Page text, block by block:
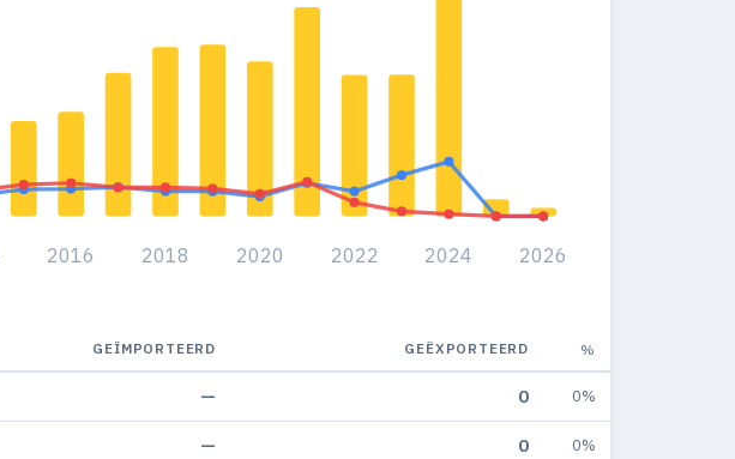
2016 2018 2020 2022 2024 2026
GEÏMPORTEERD GEËXPORTEERD %
— 0 0%
— 0 0%